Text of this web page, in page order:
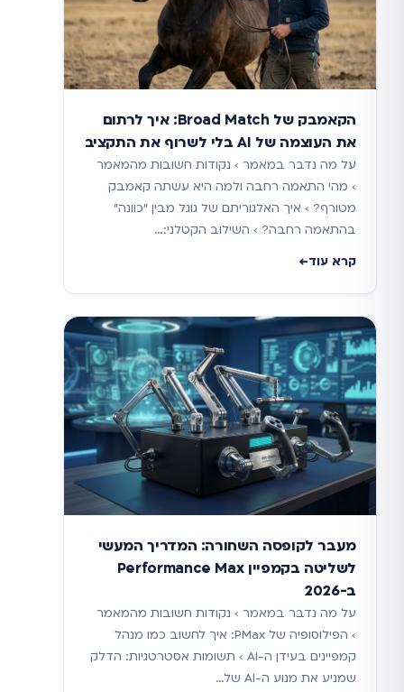
הקאמבק של Broad Match: איך לרתום
את העוצמה של AI בלי לשרוף את התקציב
על מה נדבר במאמר › נקודות חשובות מהמאמר
› מהי התאמה רחבה ולמה היא עשתה קאמבק
מטורף? › איך האלגוריתם של גוגל מבין "כוונה"
בהתאמה רחבה? › השילוב הקטלני:…
קרא עוד
מעבר לקופסה השחורה: המדריך המעשי
לשליטה בקמפיין Performance Max
ב-2026
על מה נדבר במאמר › נקודות חשובות מהמאמר
› הפילוסופיה של PMax: איך לחשוב כמו מנהל
קמפיינים בעידן ה-AI › תשומות אסטרטגיות: הדלק
שמניע את מנוע ה-AI של…